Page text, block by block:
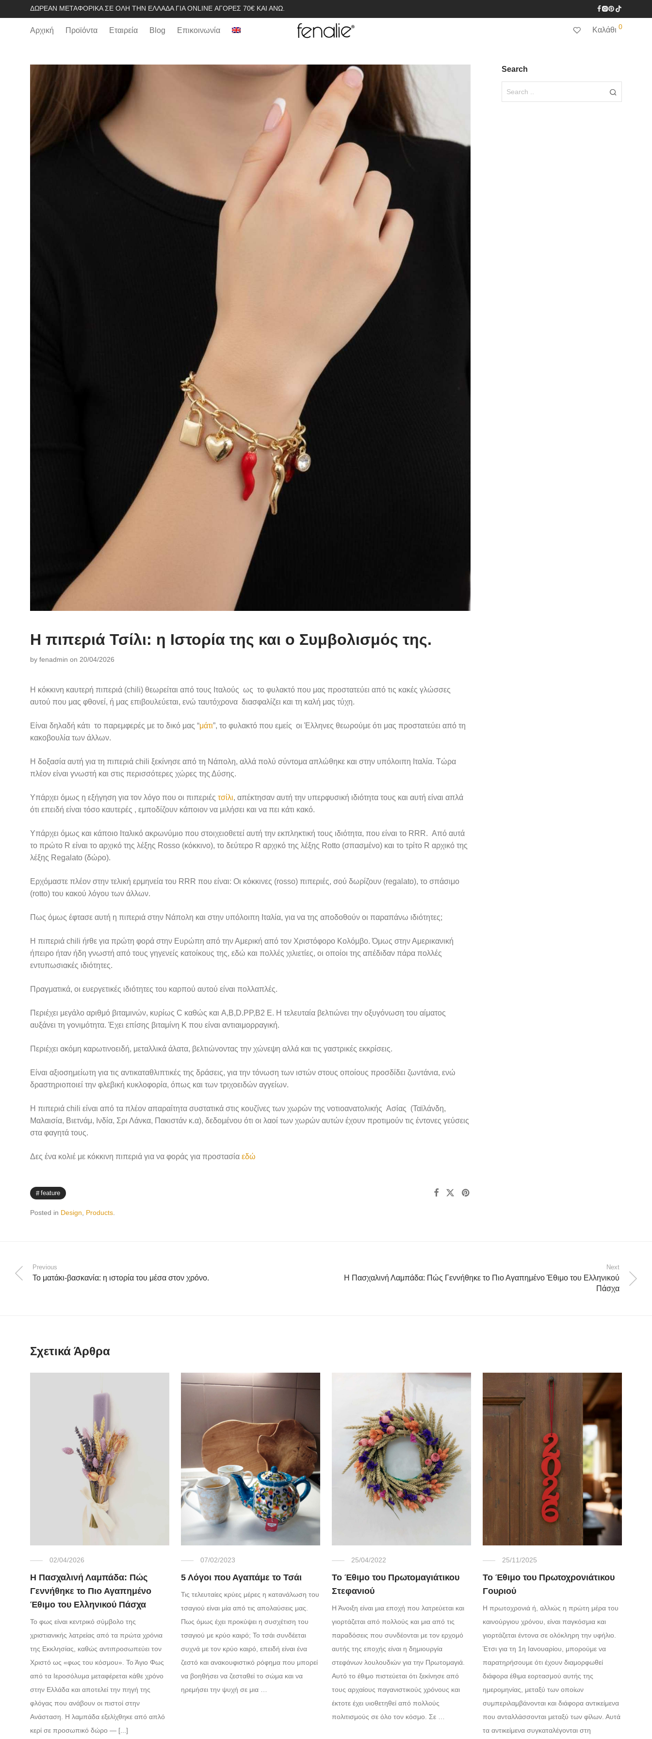
ΔΩΡΕΆΝ ΜΕΤΑΦΟΡΙΚΆ ΣΕ ΌΛΗ ΤΗΝ ΕΛΛΆΔΑ ΓΙΑ ONLINE ΑΓΟΡΈΣ 70€ ΚΑΙ ΆΝΩ.
Αρχική Προϊόντα Εταιρεία Blog Επικοινωνία Καλάθι 0
Η πιπεριά Τσίλι: η Ιστορία της και ο Συμβολισμός της.
by fenadmin on 20/04/2026
Η κόκκινη καυτερή πιπεριά (chili) θεωρείται από τους Ιταλούς ως το φυλακτό που μας προστατεύει από τις κακές γλώσσες
αυτού που μας φθονεί, ή μας επιβουλεύεται, ενώ ταυτόχρονα διασφαλίζει και τη καλή μας τύχη.
Είναι δηλαδή κάτι το παρεμφερές με το δικό μας “μάτι”, το φυλακτό που εμείς οι Έλληνες θεωρούμε ότι μας προστατεύει από τη
κακοβουλία των άλλων.
Η δοξασία αυτή για τη πιπεριά chili ξεκίνησε από τη Νάπολη, αλλά πολύ σύντομα απλώθηκε και στην υπόλοιπη Ιταλία. Τώρα
πλέον είναι γνωστή και στις περισσότερες χώρες της Δύσης.
Υπάρχει όμως η εξήγηση για τον λόγο που οι πιπεριές τσίλι, απέκτησαν αυτή την υπερφυσική ιδιότητα τους και αυτή είναι απλά
ότι επειδή είναι τόσο καυτερές , εμποδίζουν κάποιον να μιλήσει και να πει κάτι κακό.
Υπάρχει όμως και κάποιο Ιταλικό ακρωνύμιο που στοιχειοθετεί αυτή την εκπληκτική τους ιδιότητα, που είναι το RRR. Από αυτά
το πρώτο R είναι το αρχικό της λέξης Rosso (κόκκινο), το δεύτερο R αρχικό της λέξης Rotto (σπασμένο) και το τρίτο R αρχικό της
λέξης Regalato (δώρο).
Ερχόμαστε πλέον στην τελική ερμηνεία του RRR που είναι: Οι κόκκινες (rosso) πιπεριές, σού δωρίζουν (regalato), το σπάσιμο
(rotto) του κακού λόγου των άλλων.
Πως όμως έφτασε αυτή η πιπεριά στην Νάπολη και στην υπόλοιπη Ιταλία, για να της αποδοθούν οι παραπάνω ιδιότητες;
Η πιπεριά chili ήrθε για πρώτη φορά στην Ευρώπη από την Αμερική από τον Χριστόφορο Κολόμβο. Όμως στην Αμερικανική
ήπειρο ήταν ήδη γνωστή από τους γηγενείς κατοίκους της, εδώ και πολλές χιλιετίες, οι οποίοι της απέδιδαν πάρα πολλές
εντυπωσιακές ιδιότητες.
Πραγματικά, οι ευεργετικές ιδιότητες του καρπού αυτού είναι πολλαπλές.
Περιέχει μεγάλο αριθμό βιταμινών, κυρίως C καθώς και A,B,D.PP,B2 E. Η τελευταία βελτιώνει την οξυγόνωση του αίματος
αυξάνει τη γονιμότητα. Έχει επίσης βιταμίνη Κ που είναι αντιαιμορραγική.
Περιέχει ακόμη καρωτινοειδή, μεταλλικά άλατα, βελτιώνοντας την χώνεψη αλλά και τις γαστρικές εκκρίσεις.
Είναι αξιοσημείωτη για τις αντικαταθλιπτικές της δράσεις, για την τόνωση των ιστών στους οποίους προσδίδει ζωντάνια, ενώ
δραστηριοποιεί την φλεβική κυκλοφορία, όπως και των τριχοειδών αγγείων.
Η πιπεριά chili είναι από τα πλέον απαραίτητα συστατικά στις κουζίνες των χωρών της νοτιοανατολικής Ασίας (Ταϊλάνδη,
Μαλαισία, Βιετνάμ, Ινδία, Σρι Λάνκα, Πακιστάν κ.α), δεδομένου ότι οι λαοί των χωρών αυτών έχουν προτιμούν τις έντονες γεύσεις
στα φαγητά τους.
Δες ένα κολιέ με κόκκινη πιπεριά για να φοράς για προστασία εδώ
feature
Posted in Design Products
Search
Previous
Το ματάκι-βασκανία: η ιστορία του μέσα στον χρόνο.
Next
Η Πασχαλινή Λαμπάδα: Πώς Γεννήθηκε το Πιο Αγαπημένο Έθιμο του Ελληνικού
Πάσχα
Σχετικά Άρθρα
02/04/2026
Η Πασχαλινή Λαμπάδα: Πώς
Γεννήθηκε το Πιο Αγαπημένο
Έθιμο του Ελληνικού Πάσχα
Το φως είναι κεντρικό σύμβολο της
χριστιανικής λατρείας από τα πρώτα χρόνια
της Εκκλησίας, καθώς αντιπροσωπεύει τον
Χριστό ως «φως του κόσμου». Το Άγιο Φως
από τα Ιεροσόλυμα μεταφέρεται κάθε χρόνο
στην Ελλάδα και αποτελεί την πηγή της
φλόγας που ανάβουν οι πιστοί στην
Ανάσταση. Η λαμπάδα εξελίχθηκε από απλό
κερί σε προσωπικό δώρο — [...]
07/02/2023
5 Λόγοι που Αγαπάμε το Τσάι
Τις τελευταίες κρύες μέρες η κατανάλωση του
τσαγιού είναι μία από τις απολαύσεις μας.
Πως όμως έχει προκύψει η συσχέτιση του
τσαγιού με κρύο καιρό; Το τσάι συνδέεται
συχνά με τον κρύο καιρό, επειδή είναι ένα
ζεστό και ανακουφιστικό ρόφημα που μπορεί
να βοηθήσει να ζεσταθεί το σώμα και να
ηρεμήσει την ψυχή σε μια …
25/04/2022
Το Έθιμο του Πρωτομαγιάτικου
Στεφανιού
Η Άνοιξη είναι μια εποχή που λατρεύεται και
γιορτάζεται από πολλούς και μια από τις
παραδόσεις που συνδέονται με τον ερχομό
αυτής της εποχής είναι η δημιουργία
στεφάνων λουλουδιών για την Πρωτομαγιά.
Αυτό το έθιμο πιστεύεται ότι ξεκίνησε από
τους αρχαίους παγανιστικούς χρόνους και
έκτοτε έχει υιοθετηθεί από πολλούς
πολιτισμούς σε όλο τον κόσμο. Σε …
25/11/2025
Το Έθιμο του Πρωτοχρονιάτικου
Γουριού
Η πρωτοχρονιά ή, αλλιώς η πρώτη μέρα του
καινούργιου χρόνου, είναι παγκόσμια και
γιορτάζεται έντονα σε ολόκληρη την υφήλιο.
Έτσι για τη 1η Ιανουαρίου, μπορούμε να
παρατηρήσουμε ότι έχουν διαμορφωθεί
διάφορα έθιμα εορτασμού αυτής της
ημερομηνίας, μεταξύ των οποίων
συμπεριλαμβάνονται και διάφορα αντικείμενα
που ανταλλάσσονται μεταξύ των φίλων. Αυτά
τα αντικείμενα συγκαταλέγονται στη